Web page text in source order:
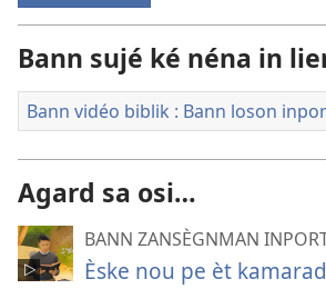
Bann sujé ké néna in
Bann vidéo biblik : Bann loson
Agard sa osi…
BANN ZANSÈGNMAN
Èske nou pe èt